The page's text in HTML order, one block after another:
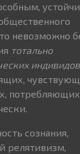
невозможно
тотально
индивидов
сознания,
релятивизм,